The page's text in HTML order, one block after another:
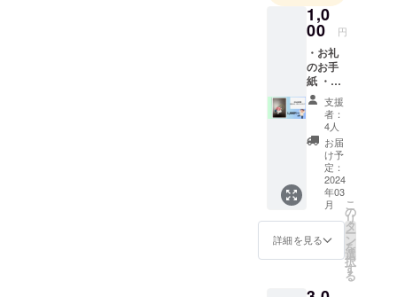
1,0
00 円
・お礼
のお手
紙 ・猫
ちゃん
レザー
スト
ラップ
メル
シーク
ラフト
よりお
礼のお
手紙と
猫ちゃ
んレ
ザース
プを郵
支援
者：
4人
お届
け予
定：
2024
年03
月
詳細を見る
こ
の
リ
タ
ー
ン
を
選
択
す
る